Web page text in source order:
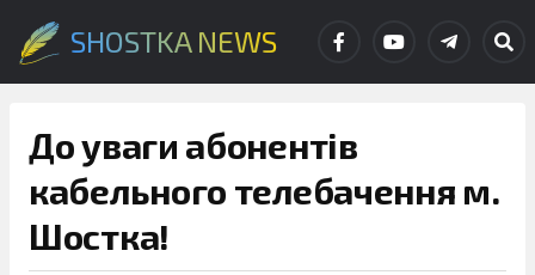
SHOSTKA NEWS
До уваги абонентів
кабельного телебачення м.
Шостка!